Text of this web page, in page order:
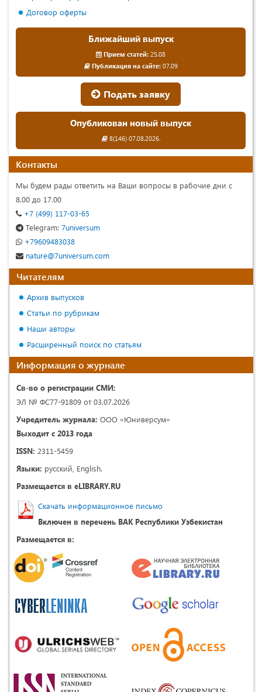
Договор оферты
Ближайший выпуск
Прием статей: 25.08
Публикация на сайте:07.09
Подать заявку
Опубликован новый выпуск
8(146) 07.08.2026.
Контакты
Мы будем рады ответить на Ваши вопросы в рабочие дни с
8.00 до 17.00
+7 (499) 117-03-65
Telegram: 7universum
+79609483038
nature@7universum.com
Читателям
Архив выпусков
Статьи по рубрикам
Наши авторы
Расширенный поиск по статьям
Информация о журнале
Св-во о регистрации СМИ:
ЭЛ № ФС77-91809 от 03.07.2026
Учредитель журнала: ООО «Юниверсум»
Выходит с 2013 года
ISSN: 2311-5459
Языки: русский, English.
Размещается в eLIBRARY.RU
Скачать информационное письмо
Включен в перечень ВАК Республики Узбекистан
Размещается в: